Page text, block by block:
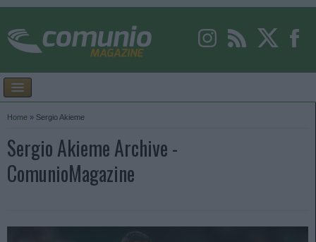
Home » Sergio Akieme
Sergio Akieme Archive -
ComunioMagazine